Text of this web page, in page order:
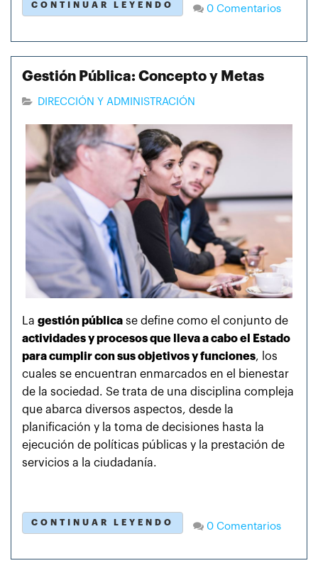
CONTINUAR LEYENDO 0 Comentarios
Gestión Pública: Concepto y Metas
DIRECCIÓN Y ADMINISTRACIÓN
La gestión pública se define como el conjunto de
actividades y procesos que lleva a cabo el Estado
para cumplir con sus objetivos y funciones, los
cuales se encuentran enmarcados en el bienestar
de la sociedad. Se trata de una disciplina compleja
que abarca diversos aspectos, desde la
planificación y la toma de decisiones hasta la
ejecución de políticas públicas y la prestación de
servicios a la ciudadanía.
CONTINUAR LEYENDO 0 Comentarios